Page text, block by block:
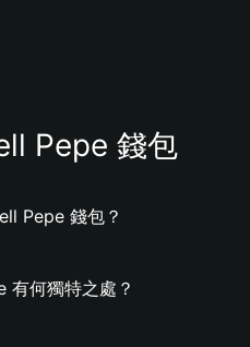
Pepe 錢包
Pepe 錢包？
有何獨特之處？